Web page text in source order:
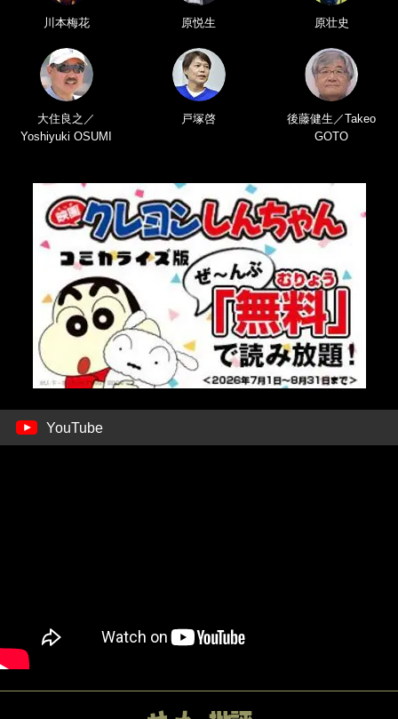
川本梅花 原悦生 原壮史
大住良之／
Yoshiyuki OSUMI
戸塚啓
後藤健生／Takeo
GOTO
YouTube